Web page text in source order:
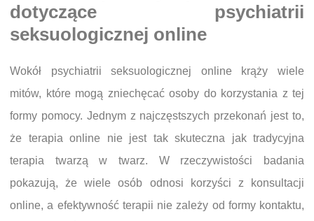
dotyczące psychiatrii
seksuologicznej online
Wokół psychiatrii seksuologicznej online krąży wiele
mitów, które mogą zniechęcać osoby do korzystania z tej
formy pomocy. Jednym z najczęstszych przekonań jest to,
że terapia online nie jest tak skuteczna jak tradycyjna
terapia twarzą w twarz. W rzeczywistości badania
pokazują, że wiele osób odnosi korzyści z konsultacji
online, a efektywność terapii nie zależy od formy kontaktu,